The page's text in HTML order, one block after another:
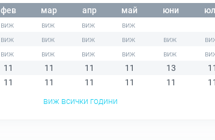
фев мар апр май юни
11 11 11 11 13
11 11 11 11 11
виж всички години